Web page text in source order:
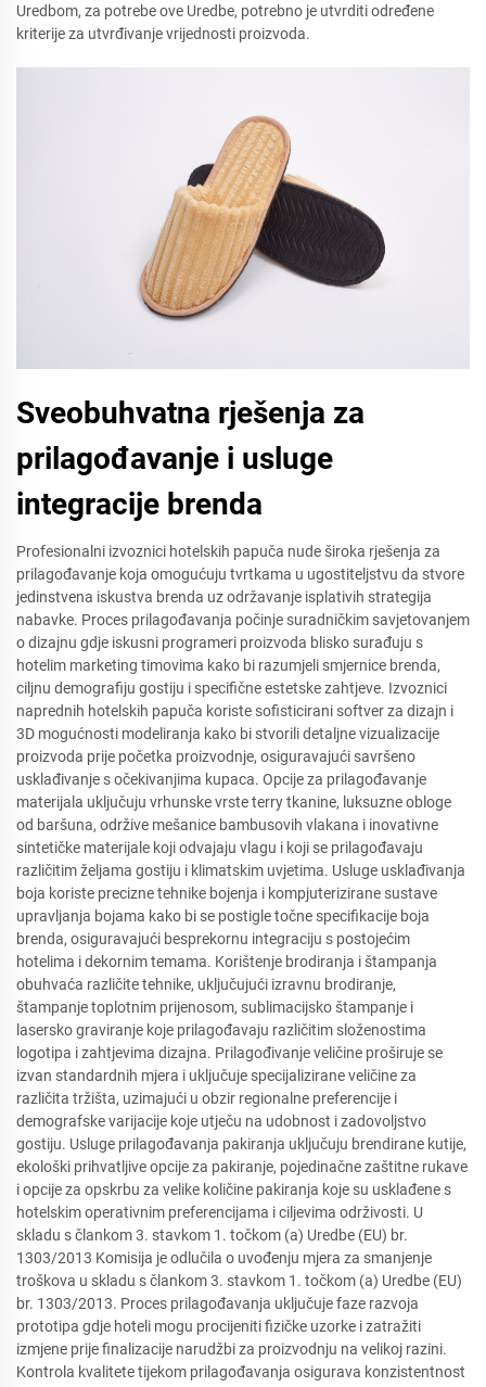
Uredbom, za potrebe ove Uredbe, potrebno je utvrditi određene
kriterije za utvrđivanje vrijednosti proizvoda.
Sveobuhvatna rješenja za
prilagođavanje i usluge
integracije brenda
Profesionalni izvoznici hotelskih papuča nude široka rješenja za
prilagođavanje koja omogućuju tvrtkama u ugostiteljstvu da stvore
jedinstvena iskustva brenda uz održavanje isplativih strategija
nabavke. Proces prilagođavanja počinje suradničkim savjetovanjem
o dizajnu gdje iskusni programeri proizvoda blisko surađuju s
hotelim marketing timovima kako bi razumjeli smjernice brenda,
ciljnu demografiju gostiju i specifične estetske zahtjeve. Izvoznici
naprednih hotelskih papuča koriste sofisticirani softver za dizajn i
3D mogućnosti modeliranja kako bi stvorili detaljne vizualizacije
proizvoda prije početka proizvodnje, osiguravajući savršeno
usklađivanje s očekivanjima kupaca. Opcije za prilagođavanje
materijala uključuju vrhunske vrste terry tkanine, luksuzne obloge
od baršuna, održive mešanice bambusovih vlakana i inovativne
sintetičke materijale koji odvajaju vlagu i koji se prilagođavaju
različitim željama gostiju i klimatskim uvjetima. Usluge usklađivanja
boja koriste precizne tehnike bojenja i kompjuterizirane sustave
upravljanja bojama kako bi se postigle točne specifikacije boja
brenda, osiguravajući besprekornu integraciju s postojećim
hotelima i dekornim temama. Korištenje brodiranja i štampanja
obuhvaća različite tehnike, uključujući izravnu brodiranje,
štampanje toplotnim prijenosom, sublimacijsko štampanje i
lasersko graviranje koje prilagođavaju različitim složenostima
logotipa i zahtjevima dizajna. Prilagođivanje veličine proširuje se
izvan standardnih mjera i uključuje specijalizirane veličine za
različita tržišta, uzimajući u obzir regionalne preferencije i
demografske varijacije koje utječu na udobnost i zadovoljstvo
gostiju. Usluge prilagođavanja pakiranja uključuju brendirane kutije,
ekološki prihvatljive opcije za pakiranje, pojedinačne zaštitne rukave
i opcije za opskrbu za velike količine pakiranja koje su usklađene s
hotelskim operativnim preferencijama i ciljevima održivosti. U
skladu s člankom 3. stavkom 1. točkom (a) Uredbe (EU) br.
1303/2013 Komisija je odlučila o uvođenju mjera za smanjenje
troškova u skladu s člankom 3. stavkom 1. točkom (a) Uredbe (EU)
br. 1303/2013. Proces prilagođavanja uključuje faze razvoja
prototipa gdje hoteli mogu procijeniti fizičke uzorke i zatražiti
izmjene prije finalizacije narudžbi za proizvodnju na velikoj razini.
Kontrola kvalitete tijekom prilagođavanja osigurava konzistentnost